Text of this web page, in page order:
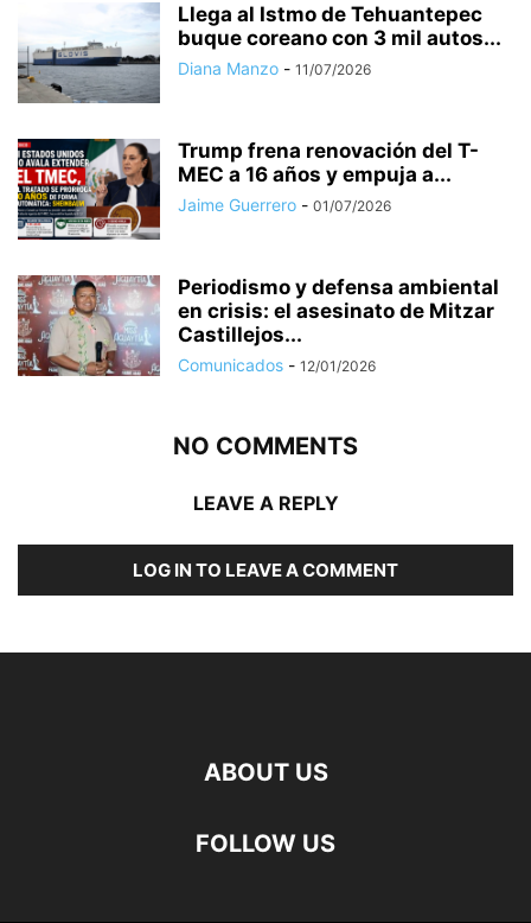
Llega al Istmo de Tehuantepec
buque coreano con 3 mil autos...
Diana Manzo - 11/07/2026
Trump frena renovación del T-
MEC a 16 años y empuja a...
Jaime Guerrero - 01/07/2026
Periodismo y defensa ambiental
en crisis: el asesinato de Mitzar
Castillejos...
Comunicados - 12/01/2026
NO COMMENTS
LEAVE A REPLY
LOG IN TO LEAVE A COMMENT
ABOUT US
FOLLOW US